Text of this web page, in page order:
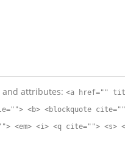
and attributes:<a href=""
<b> <blockquote
<em> <i> <q cite=""> <s>